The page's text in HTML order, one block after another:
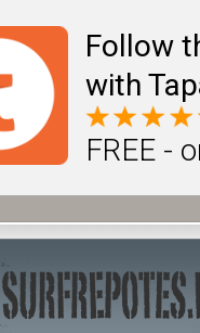
Follow
with
FREE -